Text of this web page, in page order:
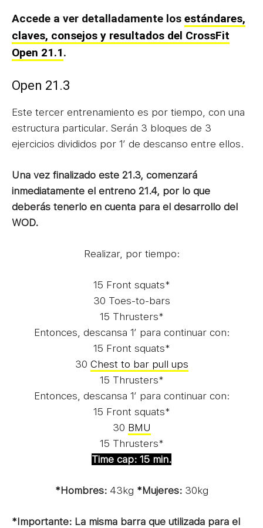
Accede a ver detalladamente los estándares,
claves, consejos y resultados del CrossFit
Open 21.1.
Open 21.3
Este tercer entrenamiento es por tiempo, con una
estructura particular. Serán 3 bloques de 3
ejercicios divididos por 1′ de descanso entre ellos.
Una vez finalizado este 21.3, comenzará
inmediatamente el entreno 21.4, por lo que
deberás tenerlo en cuenta para el desarrollo del
WOD.
Realizar, por tiempo:
15 Front squats*
30 Toes-to-bars
15 Thrusters*
Entonces, descansa 1′ para continuar con:
15 Front squats*
30 Chest to bar pull ups
15 Thrusters*
Entonces, descansa 1′ para continuar con:
15 Front squats*
30 BMU
15 Thrusters*
Time cap: 15 min.
*Hombres:43kg *Mujeres:30kg
*Importante: La misma barra que utilizada para el